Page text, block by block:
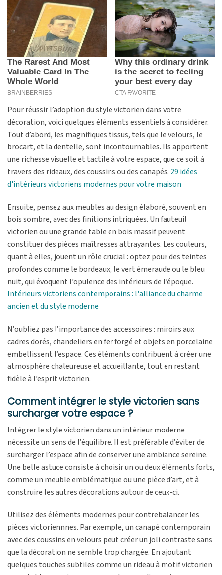
Pour réussir l’adoption du style victorien dans votre
décoration, voici quelques éléments essentiels à considérer.
Tout d’abord, les magnifiques tissus, tels que le velours, le
brocart, et la dentelle, sont incontournables. Ils apportent
une richesse visuelle et tactile à votre espace, que ce soit à
travers des rideaux, des coussins ou des canapés. 29 idées
d'intérieurs victoriens modernes pour votre maison
Ensuite, pensez aux meubles au design élaboré, souvent en
bois sombre, avec des finitions intriquées. Un fauteuil
victorien ou une grande table en bois massif peuvent
constituer des pièces maîtresses attrayantes. Les couleurs,
quant à elles, jouent un rôle crucial : optez pour des teintes
profondes comme le bordeaux, le vert émeraude ou le bleu
nuit, qui évoquent l’opulence des intérieurs de l’époque.
Intérieurs victoriens contemporains : l'alliance du charme
ancien et du style moderne
N’oubliez pas l’importance des accessoires : miroirs aux
cadres dorés, chandeliers en fer forgé et objets en porcelaine
embellissent l’espace. Ces éléments contribuent à créer une
atmosphère chaleureuse et accueillante, tout en restant
fidèle à l’esprit victorien.
Comment intégrer le style victorien sans
surcharger votre espace ?
Intégrer le style victorien dans un intérieur moderne
nécessite un sens de l’équilibre. Il est préférable d’éviter de
surcharger l’espace afin de conserver une ambiance sereine.
Une belle astuce consiste à choisir un ou deux éléments forts,
comme un meuble emblématique ou une pièce d’art, et à
construire les autres décorations autour de ceux-ci.
Utilisez des éléments modernes pour contrebalancer les
pièces victoriennnes. Par exemple, un canapé contemporain
avec des coussins en velours peut créer un joli contraste sans
que la décoration ne semble trop chargée. En ajoutant
quelques touches subtiles comme un rideau à motif victorien